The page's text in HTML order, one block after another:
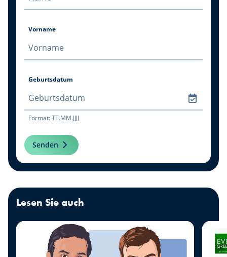
Vorname
Geburtsdatum
Format: TT.MM.JJJJ
Senden
Lesen Sie auch